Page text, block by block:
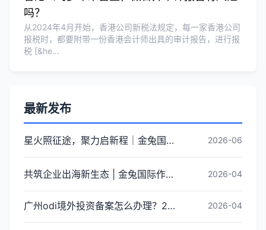
吗？
从2024年4月开始，香港公司新税法规定，每一家香港公司
报税时，都要附带一份香港会计师出具的审计报告，进行报
税 [&he…
最新发布
星火照征途，聚力启新程｜金兔国际井冈山红色研学团建圆满收官 2026-06
共筑企业出海新生态 | 金兔国际作为代表单位亮相宝安区出海服务中心揭牌仪式 2026-04
广州odi境外投资备案怎么办理？2026年最新流程详解 2026-04